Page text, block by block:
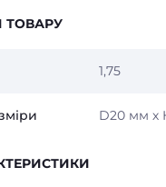
ТОВАРУ
1,75
D20 мм х